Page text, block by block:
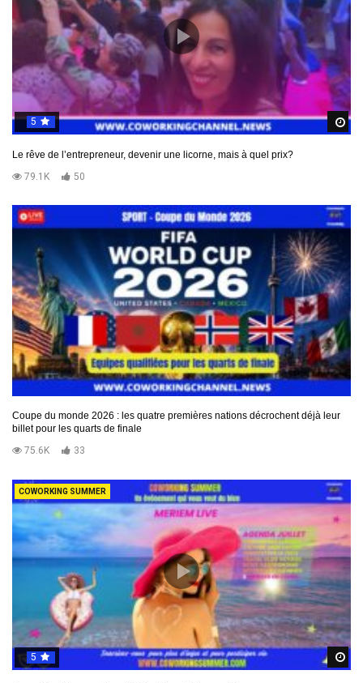
5
Le rêve de l’entrepreneur, devenir une licorne, mais à quel prix?
79.1K
50
Coupe du monde 2026 : les quatre premières nations décrochent déjà leur
billet pour les quarts de finale
75.6K
33
COWORKING SUMMER
5